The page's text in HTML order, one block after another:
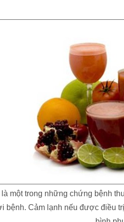
một trong những chứng bệnh
bệnh. Cảm lạnh nếu được điều